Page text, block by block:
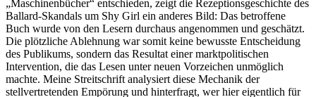
„Maschinenbücher“ entschieden, zeigt die Rezeptionsgeschichte des
Ballard-Skandals um Shy Girl ein anderes Bild: Das betroffene
Buch wurde von den Lesern durchaus angenommen und geschätzt.
Die plötzliche Ablehnung war somit keine bewusste Entscheidung
des Publikums, sondern das Resultat einer marktpolitischen
Intervention, die das Lesen unter neuen Vorzeichen unmöglich
machte. Meine Streitschrift analysiert diese Mechanik der
stellvertretenden Empörung und hinterfragt, wer hier eigentlich für